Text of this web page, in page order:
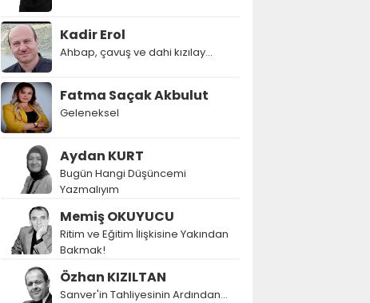
Kadir Erol
Ahbap, çavuş ve dahi kızılay...
Fatma Saçak Akbulut
Geleneksel
Aydan KURT
Bugün Hangi Düşüncemi
Yazmalıyım
Memiş OKUYUCU
Ritim ve Eğitim İlişkisine Yakından
Bakmak!
Özhan KIZILTAN
Sanver'in Tahliyesinin Ardından…